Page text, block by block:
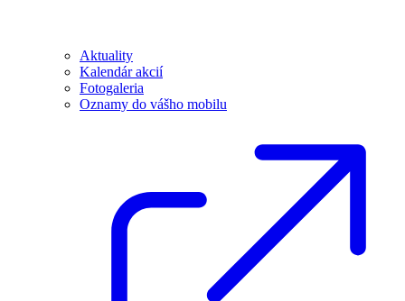
Aktuality
Kalendár akcií
Fotogaleria
Oznamy do vášho mobilu